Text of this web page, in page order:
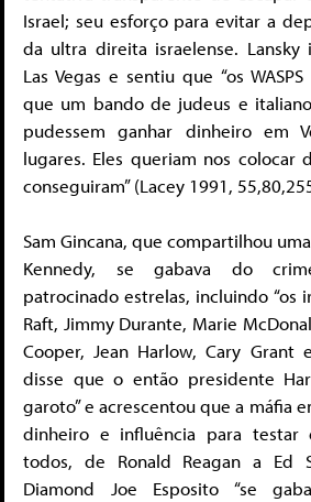
Israel; seu esforço para evitar a
da ultra direita israelense. Lansky
Las Vegas e sentiu que “os
que um bando de judeus e
pudessem ganhar dinheiro em
lugares. Eles queriam nos colocar
conseguiram” (Lacey 1991,
Sam Gincana, que compartilhou
Kennedy, se gabava do
patrocinado estrelas, incluindo “os
Raft, Jimmy Durante, Marie
Cooper, Jean Harlow, Cary Grant
disse que o então presidente
garoto” e acrescentou que a máfia
dinheiro e influência para testar
todos, de Ronald Reagan a Ed
Diamond Joe Esposito “se